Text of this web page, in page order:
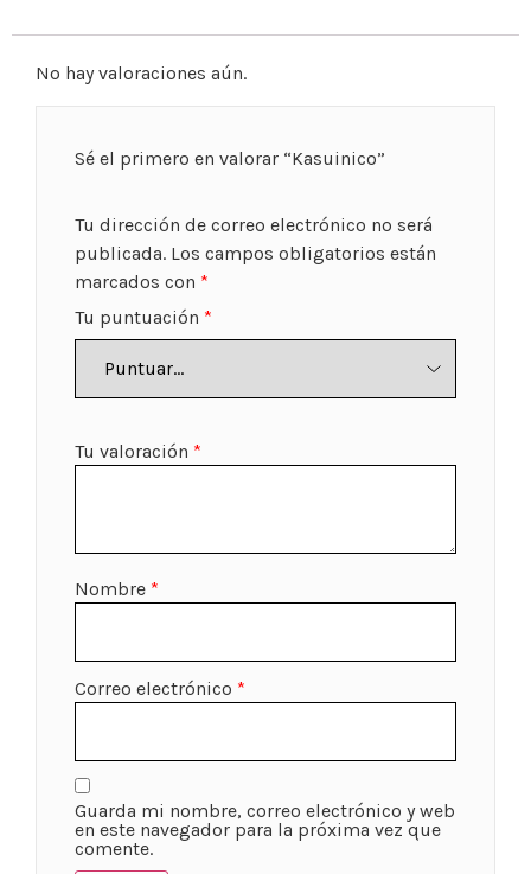
No hay valoraciones aún.
Sé el primero en valorar “Kasuinico”
Tu dirección de correo electrónico no será
publicada. Los campos obligatorios están
marcados con *
Tu puntuación *
Tu valoración *
Nombre *
Correo electrónico *
Guarda mi nombre, correo electrónico y web
en este navegador para la próxima vez que
comente.